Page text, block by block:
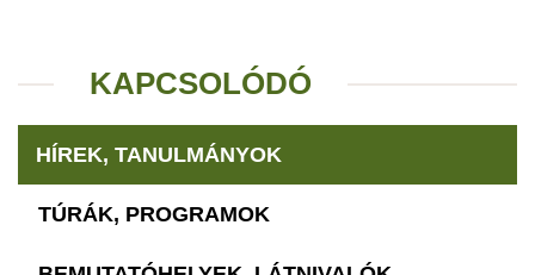
KAPCSOLÓDÓ
HÍREK, TANULMÁNYOK
TÚRÁK, PROGRAMOK